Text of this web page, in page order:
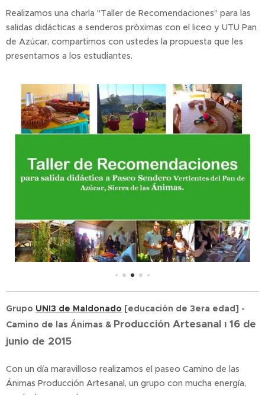
Realizamos una charla "Taller de Recomendaciones" para las
salidas didácticas a senderos próximas con el liceo y UTU Pan
de Azúcar, compartimos con ustedes la propuesta que les
presentamos a los estudiantes.
Grupo UNI3 de Maldonado [educación de 3era edad] -
Camino de las Ánimas & Producción Artesanal ı 16 de
junio de 2015
Con un día maravilloso realizamos el paseo Camino de las
Ánimas Producción Artesanal, un grupo con mucha energía,